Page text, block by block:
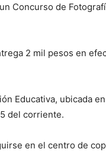
Concurso de
2 mil pesos en
Educativa, ubicada
del corriente.
en el centro de